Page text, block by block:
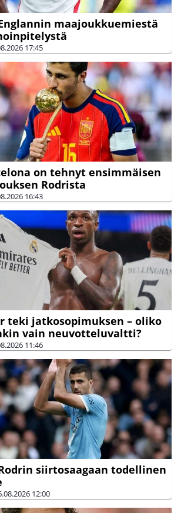
maajoukkuemiestä
17:45
on tehnyt ensimmäisen
Rodrista
16:43
teki jatkosopimuksen – oliko
vain neuvotteluvaltti?
11:46
siirtosaagaan todellinen
12:00